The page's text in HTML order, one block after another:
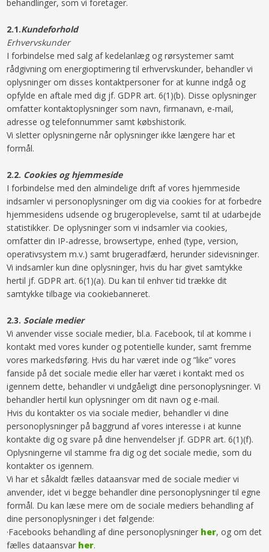
behandlinger, som vi foretager.
2.1.​Kundeforhold
Erhvervskunder
I forbindelse med salg af kedelanlæg og rørsystemer samt
rådgivning om energioptimering til erhvervskunder, behandler vi
oplysninger om disses kontaktpersoner for at kunne indgå og
opfylde en aftale med dig jf. GDPR art. 6(1)(b). Disse oplysninger
omfatter kontaktoplysninger som navn, firmanavn, e-mail,
adresse og telefonnummer samt købshistorik.
Vi sletter oplysningerne når oplysninger ikke længere har et
formål.
​2.2.​ Cookies og hjemmeside
I forbindelse med den almindelige drift af vores hjemmeside
indsamler vi personoplysninger om dig via cookies for at forbedre
hjemmesidens udsende og brugeroplevelse, samt til at udarbejde
statistikker. De oplysninger som vi indsamler via cookies,
omfatter din IP-adresse, browsertype, enhed (type, version,
operativsystem m.v.) samt brugeradfærd, herunder sidevisninger.
Vi indsamler kun dine oplysninger, hvis du har givet samtykke
hertil jf. GDPR art. 6(1)(a). Du kan til enhver tid trække dit
samtykke tilbage via cookiebanneret.
​2.3.​ Sociale medier
Vi anvender visse sociale medier, bl.a. Facebook, til at komme i
kontakt med vores kunder og potentielle kunder, samt fremme
vores markedsføring. Hvis du har været inde og ”like” vores
fanside på det sociale medie eller har været i kontakt med os
igennem dette, behandler vi undgåeligt dine personoplysninger. Vi
behandler hertil kun oplysninger om dit navn og e-mail.
Hvis du kontakter os via sociale medier, behandler vi dine
personoplysninger på baggrund af vores interesse i at kunne
kontakte dig og svare på dine henvendelser jf. GDPR art. 6(1)(f).
Oplysningerne vil stamme fra dig og det sociale medie, som du
kontakter os igennem.
Vi har et såkaldt fælles dataansvar med de sociale medier vi
anvender, idet vi begge behandler dine personoplysninger til egne
formål. Du kan læse mere om de sociale mediers behandling af
dine personoplysninger i det følgende:
·​Facebooks behandling af dine personoplysninger her, og om det
fælles dataansvar her.